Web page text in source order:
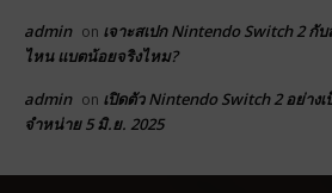
admin on เจาะสเปก Nintendo Switch 2
ไหน แบตน้อยจริงไหม?
admin on เปิดตัว Nintendo Switch 2 อย่าง
จำหน่าย 5 มิ.ย. 2025